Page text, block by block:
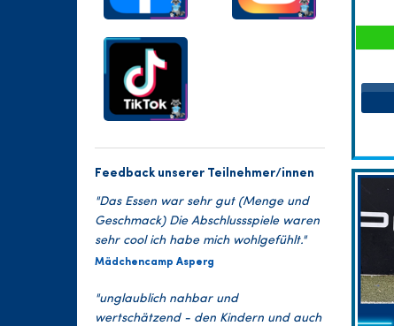
Feedback unserer Teilnehmer/innen
"Das Essen war sehr gut (Menge und
Geschmack) Die Abschlussspiele waren
sehr cool ich habe mich wohlgefühlt."
Mädchencamp Asperg
"unglaublich nahbar und
wertschätzend - den Kindern und auch